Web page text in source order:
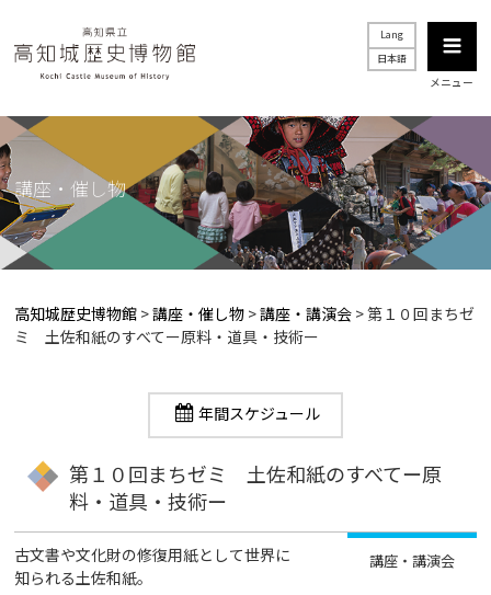
Lang
日本語
メニュー
講座・催し物
高知城歴史博物館 >講座・催し物 >講座・講演会 >第１０回まちゼ
ミ 土佐和紙のすべてー原料・道具・技術ー
年間スケジュール
第１０回まちゼミ 土佐和紙のすべてー原
料・道具・技術ー
古文書や文化財の修復用紙として世界に
知られる土佐和紙。
講座・講演会